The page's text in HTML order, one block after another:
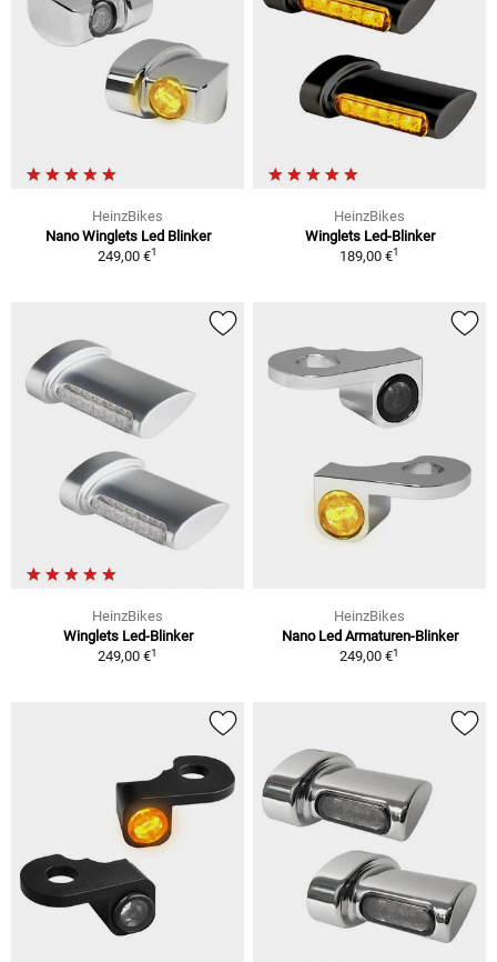
HeinzBikes
Nano Winglets Led Blinker
249,00 €1
HeinzBikes
Winglets Led-Blinker
189,00 €1
HeinzBikes
Winglets Led-Blinker
249,00 €1
HeinzBikes
Nano Led Armaturen-Blinker
249,00 €1